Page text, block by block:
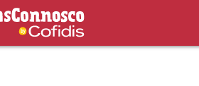
by Cofidis